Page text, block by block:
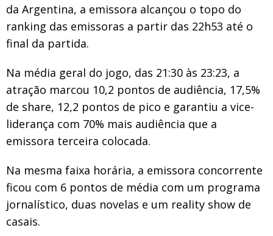
da Argentina, a emissora alcançou o topo do
ranking das emissoras a partir das 22h53 até o
final da partida.
Na média geral do jogo, das 21:30 às 23:23, a
atração marcou 10,2 pontos de audiência, 17,5%
de share, 12,2 pontos de pico e garantiu a vice-
liderança com 70% mais audiência que a
emissora terceira colocada.
Na mesma faixa horária, a emissora concorrente
ficou com 6 pontos de média com um programa
jornalístico, duas novelas e um reality show de
casais.